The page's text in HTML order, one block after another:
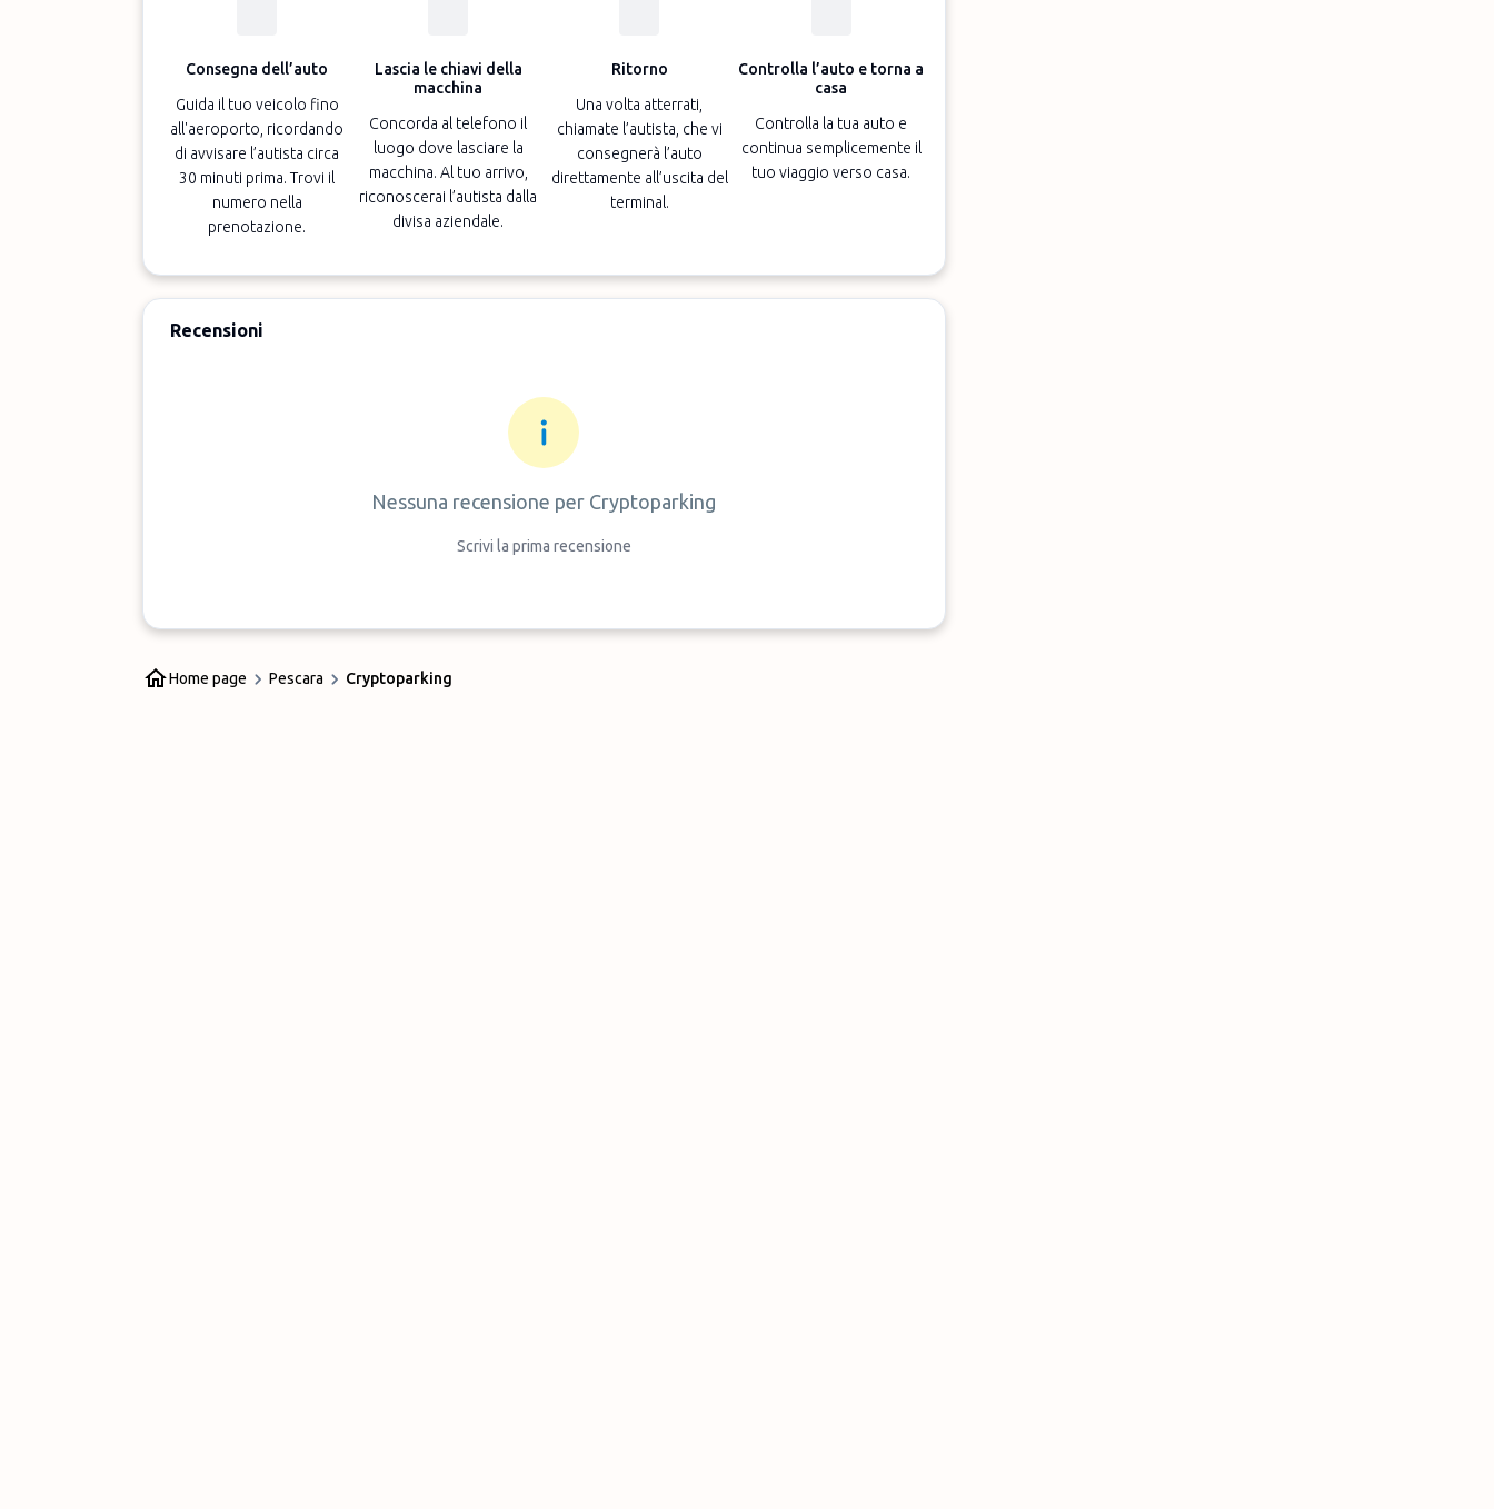
Consegna dell’auto
Guida il tuo veicolo fino
all'aeroporto, ricordando
di avvisare l’autista circa
30 minuti prima. Trovi il
numero nella
prenotazione.
Lascia le chiavi della
macchina
Concorda al telefono il
luogo dove lasciare la
macchina. Al tuo arrivo,
riconoscerai l’autista dalla
divisa aziendale.
Ritorno
Una volta atterrati,
chiamate l’autista, che vi
consegnerà l’auto
direttamente all’uscita del
terminal.
Controlla l’auto e torna a
casa
Controlla la tua auto e
continua semplicemente il
tuo viaggio verso casa.
Recensioni
Nessuna recensione per Cryptoparking
Scrivi la prima recensione
Home page Pescara Cryptoparking